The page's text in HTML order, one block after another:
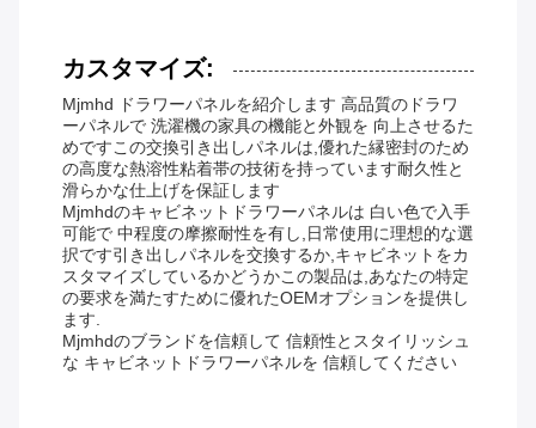
カスタマイズ:
Mjmhd ドラワーパネルを紹介します 高品質のドラワ
ーパネルで 洗濯機の家具の機能と外観を 向上させるた
めですこの交換引き出しパネルは,優れた縁密封のため
の高度な熱溶性粘着帯の技術を持っています耐久性と
滑らかな仕上げを保証します
Mjmhdのキャビネットドラワーパネルは 白い色で入手
可能で 中程度の摩擦耐性を有し,日常使用に理想的な選
択です引き出しパネルを交換するか,キャビネットをカ
スタマイズしているかどうかこの製品は,あなたの特定
の要求を満たすために優れたOEMオプションを提供し
ます.
Mjmhdのブランドを信頼して 信頼性とスタイリッシュ
な キャビネットドラワーパネルを 信頼してください